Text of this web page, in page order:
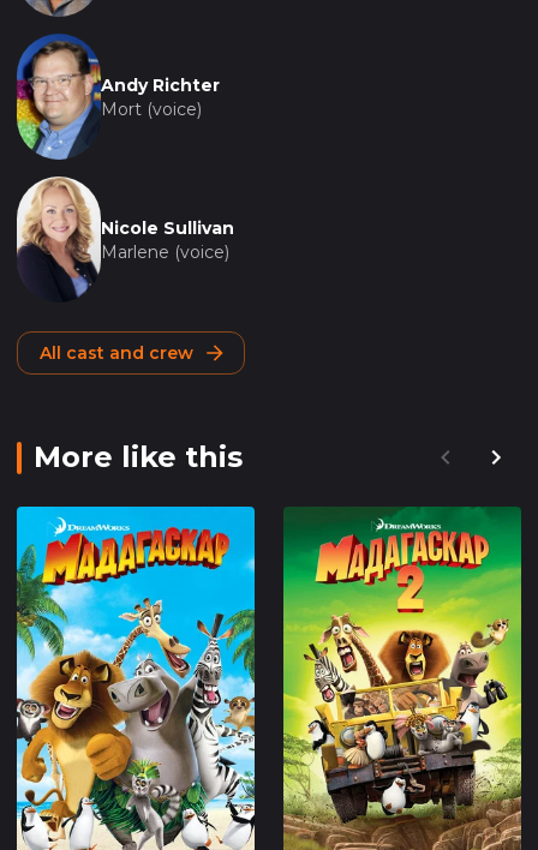
Andy Richter
Mort (voice)
Nicole Sullivan
Marlene (voice)
All cast and crew
More like this